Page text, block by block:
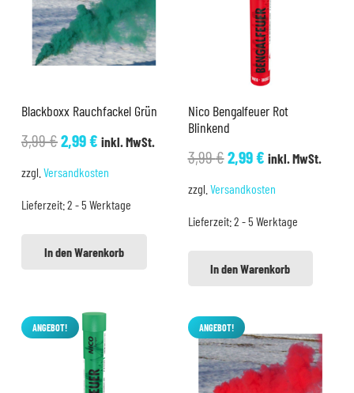
Blackboxx Rauchfackel Grün
3,99€Ursprünglicher
3,99 €
2,99€Aktueller
2,99 €.
inkl. MwSt.
zzgl. Versandkosten
Lieferzeit:2 - 5 Werktage
In den Warenkorb
Nico Bengalfeuer Rot
Blinkend
3,99€Ursprünglicher
3,99 €
2,99€Aktueller
2,99 €.
inkl. MwSt.
zzgl. Versandkosten
Lieferzeit:2 - 5 Werktage
In den Warenkorb
ANGEBOT! ANGEBOT!